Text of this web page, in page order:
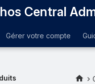
Central
Gérer votre compte
Central